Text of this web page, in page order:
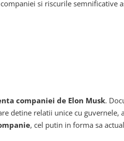
si riscurile semnificative
companiei de Elon Musk.
detine relatii unice cu guvernele,
, cel putin in forma sa